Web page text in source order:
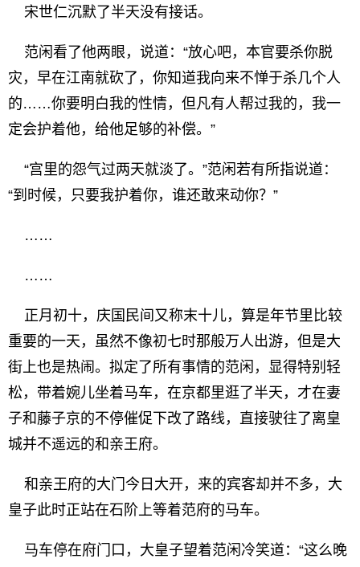
宋世仁沉默了半天没有接话。
范闲看了他两眼，说道：“放心吧，本官要杀你脱
灾，早在江南就砍了，你知道我向来不惮于杀几个人
的……你要明白我的性情，但凡有人帮过我的，我一
定会护着他，给他足够的补偿。”
“宫里的怨气过两天就淡了。”范闲若有所指说道：
“到时候，只要我护着你，谁还敢来动你？”
……
……
正月初十，庆国民间又称末十儿，算是年节里比较
重要的一天，虽然不像初七时那般万人出游，但是大
街上也是热闹。拟定了所有事情的范闲，显得特别轻
松，带着婉儿坐着马车，在京都里逛了半天，才在妻
子和藤子京的不停催促下改了路线，直接驶往了离皇
城并不遥远的和亲王府。
和亲王府的大门今日大开，来的宾客却并不多，大
皇子此时正站在石阶上等着范府的马车。
马车停在府门口，大皇子望着范闲冷笑道：“这么晚